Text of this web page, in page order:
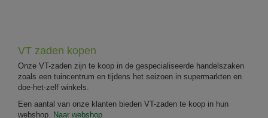
VT zaden kopen
Onze VT-zaden zijn te koop in de gespecialiseerde handelszaken
zoals een tuincentrum en tijdens het seizoen in supermarkten en
doe-het-zelf winkels.
Een aantal van onze klanten bieden VT-zaden te koop in hun
webshop. Naar webshop